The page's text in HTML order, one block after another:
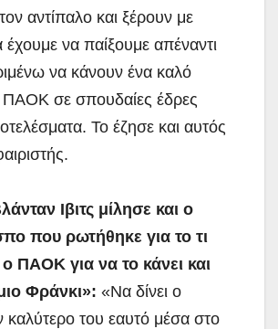
αντίπαλο και ξέρουν με
να παίξουμε απέναντι
να κάνουν ένα καλό
ΠΑΟΚ σε σπουδαίες έδρες
Το έζησε και αυτός
Ιβιτς μίλησε και ο
που ρωτήθηκε για το τι
ο ΠΑΟΚ για να το κάνει και
Φράνκι»: «Να δίνει ο
καλύτερο του εαυτό μέσα στο